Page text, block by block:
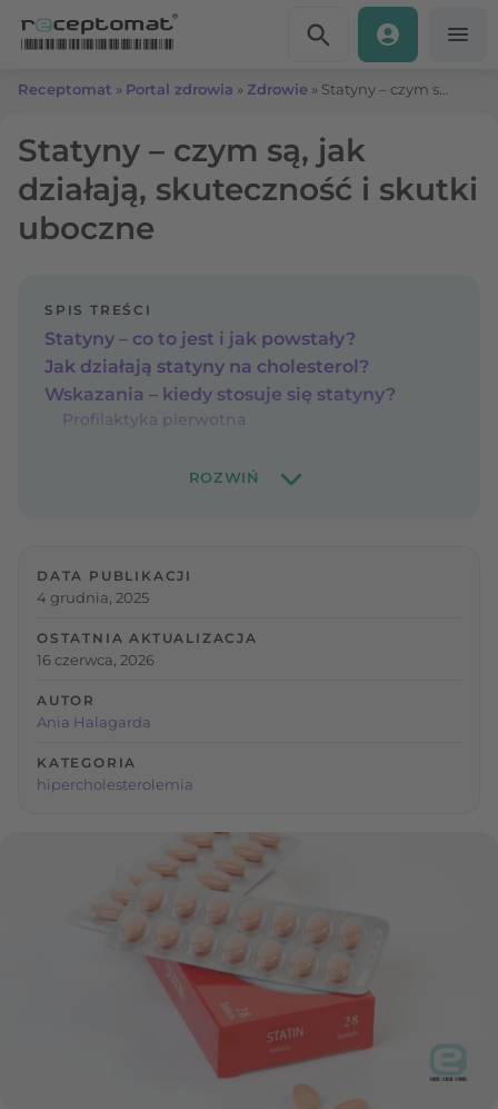
Receptomat » Portal zdrowia » Zdrowie »
Statyny – czym są, jak
działają, skuteczność i skutki
uboczne
SPIS TREŚCI
Statyny – co to jest i jak powstały?
Jak działają statyny na cholesterol?
Wskazania – kiedy stosuje się statyny?
Profilaktyka pierwotna
DATA PUBLIKACJI
4 grudnia, 2025
OSTATNIA AKTUALIZACJA
16 czerwca, 2026
AUTOR
Ania Halagarda
KATEGORIA
hipercholesterolemia